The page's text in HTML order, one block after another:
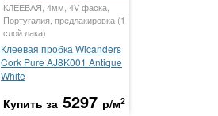
КЛЕЕВАЯ, 4мм, 4V фаска,
Португалия, предлакировка (1
слой лака)
Клеевая пробка Wicanders
Cork Pure AJ8K001 Antique
White
Купить за 5297 р/м2